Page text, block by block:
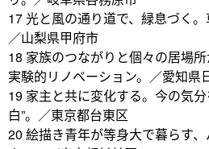
17 光と風の通り道で、緑息づく。
／山梨県甲府市
18 家族のつながりと個々の居場所
実験的リノベーション。／愛知県
19 家主と共に変化する。今の気
白”。／東京都台東区
20 絵描き青年が等身大で暮らす